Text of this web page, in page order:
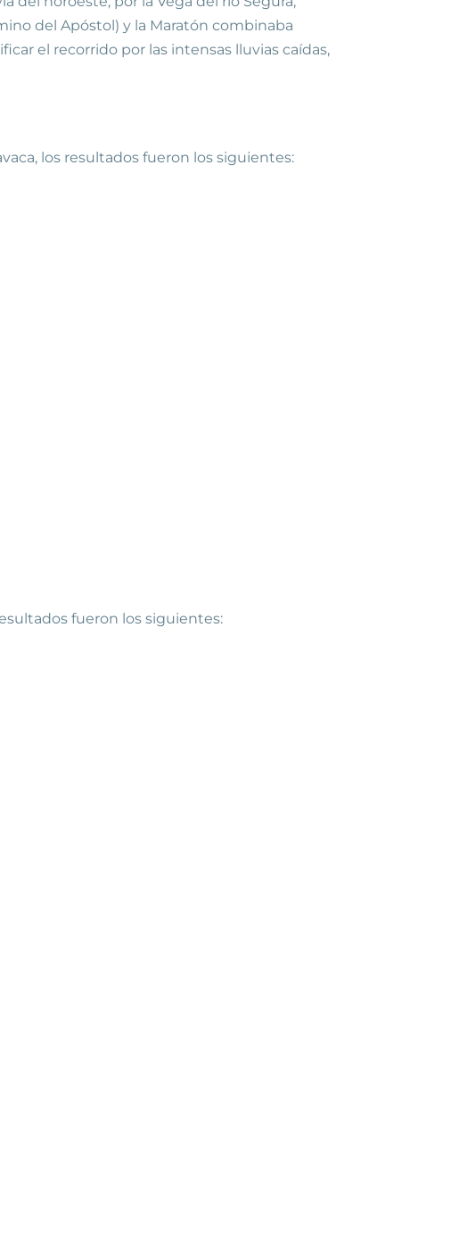
del Apóstol) y la Maratón combinaba
el recorrido por las intensas lluvias caídas,
los resultados fueron los siguientes:
fueron los siguientes: